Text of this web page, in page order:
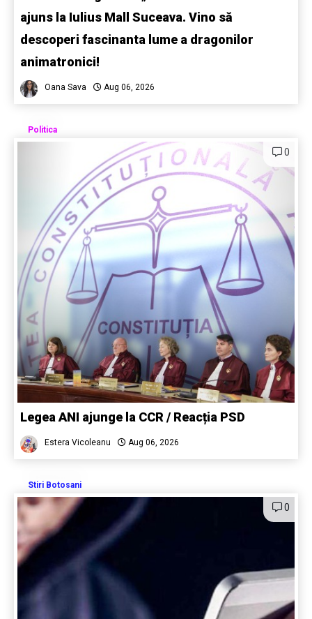
ajuns la Iulius Mall Suceava. Vino să
descoperi fascinanta lume a dragonilor
animatronici!
Oana Sava Aug 06, 2026
Politica
0
Legea ANI ajunge la CCR / Reacția PSD
Estera Vicoleanu Aug 06, 2026
Stiri Botosani
0